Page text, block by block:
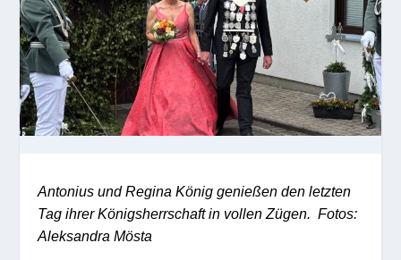
Antonius und Regina König genießen den letzten
Tag ihrer Königsherrschaft in vollen Zügen. Fotos:
Aleksandra Mösta